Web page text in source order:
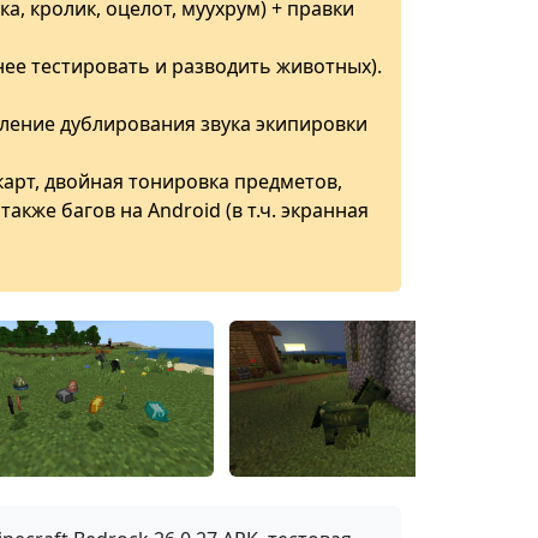
кролик, оцелот, муухрум) + правки
тестировать и разводить животных).
дублирования звука экипировки
двойная тонировка предметов,
багов на Android (в т.ч. экранная